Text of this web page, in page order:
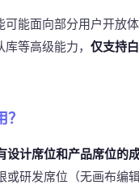
可能面向部分用户开放体
等高级能力， 仅支持白
设计席位和产品席位的
或研发席位（无画布编